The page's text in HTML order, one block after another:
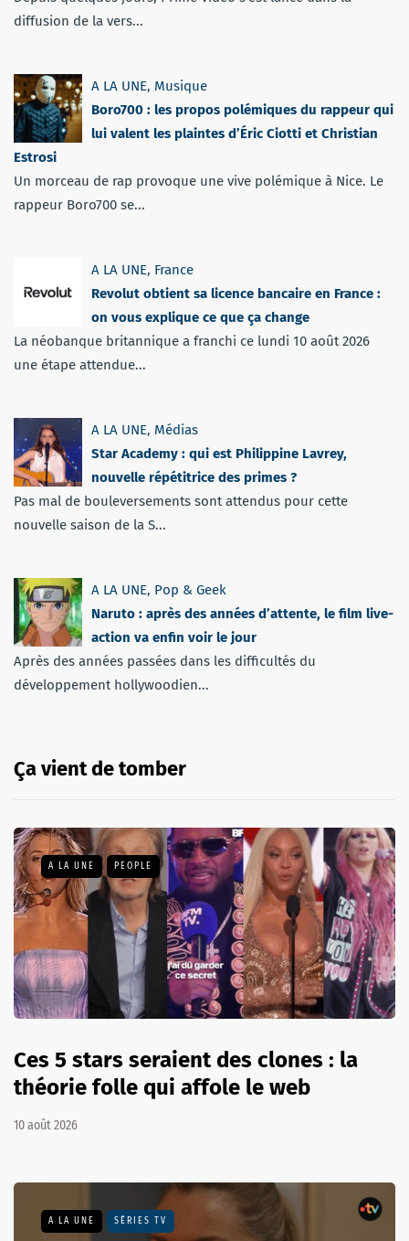
diffusion de la vers...
A LA UNE, Musique
Boro700 : les propos polémiques du rappeur qui
lui valent les plaintes d’Éric Ciotti et Christian
Estrosi
Un morceau de rap provoque une vive polémique à Nice. Le
rappeur Boro700 se...
A LA UNE, France
Revolut obtient sa licence bancaire en France :
on vous explique ce que ça change
La néobanque britannique a franchi ce lundi 10 août 2026
une étape attendue...
A LA UNE, Médias
Star Academy : qui est Philippine Lavrey,
nouvelle répétitrice des primes ?
Pas mal de bouleversements sont attendus pour cette
nouvelle saison de la S...
A LA UNE, Pop & Geek
Naruto : après des années d’attente, le film live-
action va enfin voir le jour
Après des années passées dans les difficultés du
développement hollywoodien...
Ça vient de tomber
A LA UNE PEOPLE
Ces 5 stars seraient des clones : la
théorie folle qui affole le web
10 août 2026
A LA UNE SÉRIES TV